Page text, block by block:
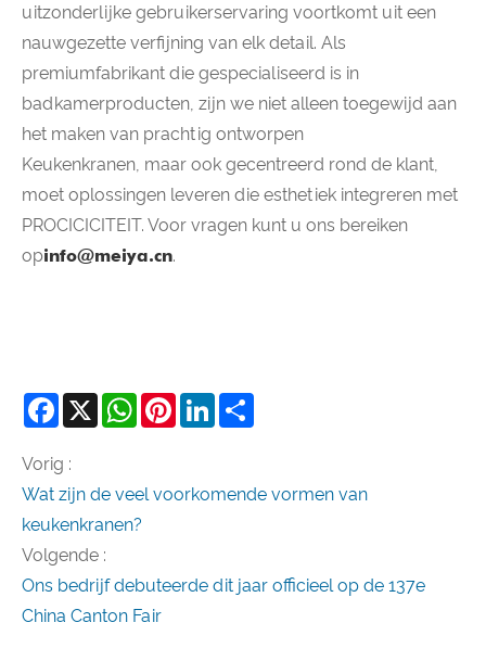
uitzonderlijke gebruikerservaring voortkomt uit een
nauwgezette verfijning van elk detail. Als
premiumfabrikant die gespecialiseerd is in
badkamerproducten, zijn we niet alleen toegewijd aan
het maken van prachtig ontworpen
Keukenkranen, maar ook gecentreerd rond de klant,
moet oplossingen leveren die esthetiek integreren met
PROCICICITEIT. Voor vragen kunt u ons bereiken
opinfo@meiya.cn.
Facebook
X WhatsAppPinterestLinkedIn
Vorig :
Wat zijn de veel voorkomende vormen van
keukenkranen?
Volgende :
Ons bedrijf debuteerde dit jaar officieel op de 137e
China Canton Fair